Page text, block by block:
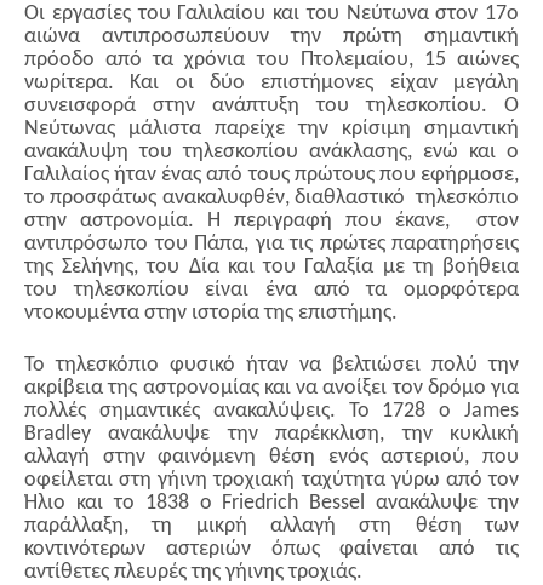
Οι εργασίες του Γαλιλαίου και του Νεύτωνα στον 17ο
αιώνα αντιπροσωπεύουν την πρώτη σημαντική
πρόοδο από τα χρόνια του Πτολεμαίου, 15 αιώνες
νωρίτερα. Και οι δύο επιστήμονες είχαν μεγάλη
συνεισφορά στην ανάπτυξη του τηλεσκοπίου. Ο
Νεύτωνας μάλιστα παρείχε την κρίσιμη σημαντική
ανακάλυψη του τηλεσκοπίου ανάκλασης, ενώ και ο
Γαλιλαίος ήταν ένας από τους πρώτους που εφήρμοσε,
το προσφάτως ανακαλυφθέν, διαθλαστικό τηλεσκόπιο
στην αστρονομία. Η περιγραφή που έκανε, στον
αντιπρόσωπο του Πάπα, για τις πρώτες παρατηρήσεις
της Σελήνης, του Δία και του Γαλαξία με τη βοήθεια
του τηλεσκοπίου είναι ένα από τα ομορφότερα
ντοκουμέντα στην ιστορία της επιστήμης.
Το τηλεσκόπιο φυσικό ήταν να βελτιώσει πολύ την
ακρίβεια της αστρονομίας και να ανοίξει τον δρόμο για
πολλές σημαντικές ανακαλύψεις. Το 1728 ο James
Bradley ανακάλυψε την παρέκκλιση, την κυκλική
αλλαγή στην φαινόμενη θέση ενός αστεριού, που
οφείλεται στη γήινη τροχιακή ταχύτητα γύρω από τον
Ήλιο και το 1838 ο Friedrich Bessel ανακάλυψε την
παράλλαξη, τη μικρή αλλαγή στη θέση των
κοντινότερων αστεριών όπως φαίνεται από τις
αντίθετες πλευρές της γήινης τροχιάς.